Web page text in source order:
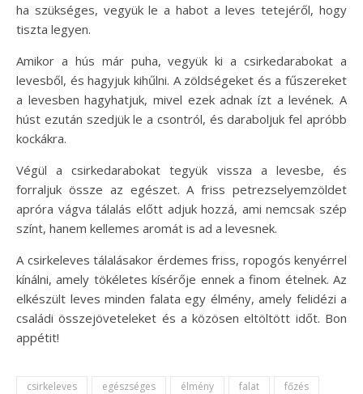
ha szükséges, vegyük le a habot a leves tetejéről, hogy
tiszta legyen.
Amikor a hús már puha, vegyük ki a csirkedarabokat a
levesből, és hagyjuk kihűlni. A zöldségeket és a fűszereket
a levesben hagyhatjuk, mivel ezek adnak ízt a levének. A
húst ezután szedjük le a csontról, és daraboljuk fel apróbb
kockákra.
Végül a csirkedarabokat tegyük vissza a levesbe, és
forraljuk össze az egészet. A friss petrezselyemzöldet
apróra vágva tálalás előtt adjuk hozzá, ami nemcsak szép
színt, hanem kellemes aromát is ad a levesnek.
A csirkeleves tálalásakor érdemes friss, ropogós kenyérrel
kínálni, amely tökéletes kísérője ennek a finom ételnek. Az
elkészült leves minden falata egy élmény, amely felidézi a
családi összejöveteleket és a közösen eltöltött időt. Bon
appétit!
csirkeleves egészséges élmény falat főzés